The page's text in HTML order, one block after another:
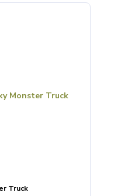
Truck